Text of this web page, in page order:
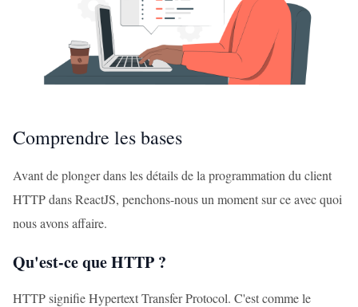
Comprendre les bases
Avant de plonger dans les détails de la programmation du client
HTTP dans ReactJS, penchons-nous un moment sur ce avec quoi
nous avons affaire.
Qu'est-ce que HTTP ?
HTTP signifie Hypertext Transfer Protocol. C'est comme le